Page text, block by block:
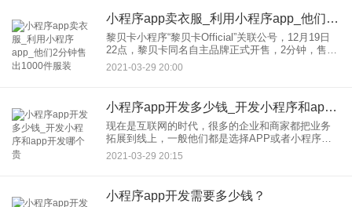
小程序app卖衣服_利用小程序app_他们2分钟售出1000件服装
黎贝卡小程序“黎贝卡Official”关联公号，12月19日
22点，黎贝卡同名自主品牌正式开售，2分钟，售出
商品1000件，7分钟交易额破100万。于小戈，ll in小
程序，打通iDS大眼睛社区、大眼
2021-03-29 20:00
小程序app开发多少钱_开发小程序和app开发哪个贵
现在是互联网的时代，很多的企业和商家都把业务
拓展到线上，一般他们都是选择APP或者小程序，
那么是APP好还小程序好，哪一个开发更贵呢？可
以从以下的几方面分析。1、在用户的下载安装上当
2021-03-29 20:15
小程序app开发需要多少钱？